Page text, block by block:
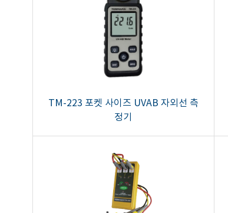
TM-223 포켓 사이즈 UVAB 자외선 측
정기